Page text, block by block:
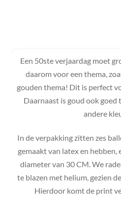
Een 50ste verjaardag moet
daarom voor een thema,
gouden thema! Dit is perfect
Daarnaast is goud ook goed
andere
In de verpakking zitten zes
gemaakt van latex en hebben,
diameter van 30 CM. We
te blazen met helium, gezien
Hierdoor komt de print